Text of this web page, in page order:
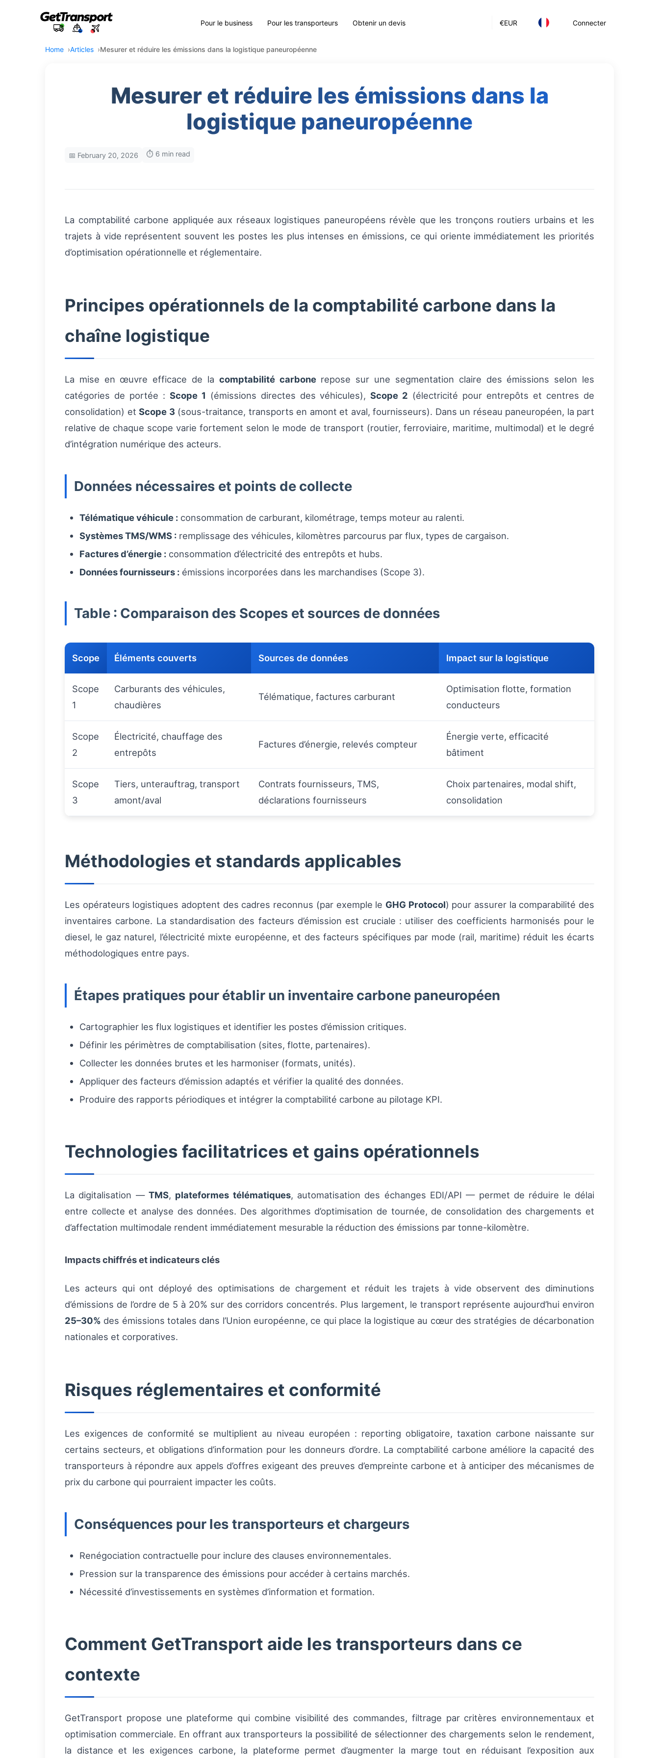
€EUR Connecter
Pour le business Pour les transporteurs Obtenir un devis
Home Articles Mesurer et réduire les émissions dans la logistique paneuropéenne
Mesurer et réduire les émissions dans la
logistique paneuropéenne
📅 February 20, 2026 ⏱️ 6 min read
La comptabilité carbone appliquée aux réseaux logistiques paneuropéens révèle que les tronçons routiers urbains et les
trajets à vide représentent souvent les postes les plus intenses en émissions, ce qui oriente immédiatement les priorités
d’optimisation opérationnelle et réglementaire.
Principes opérationnels de la comptabilité carbone dans la
chaîne logistique
La mise en œuvre efficace de la comptabilité carbonerepose sur une segmentation claire des émissions selon les
catégories de portée : Scope 1 (émissions directes des véhicules),Scope 2 (électricité pour entrepôts et centres de
consolidation) et Scope 3 (sous-traitance, transports en amont et aval, fournisseurs). Dans un réseau paneuropéen, la part
relative de chaque scope varie fortement selon le mode de transport (routier, ferroviaire, maritime, multimodal) et le degré
d’intégration numérique des acteurs.
Données nécessaires et points de collecte
Télématique véhicule : consommation de carburant, kilométrage, temps moteur au ralenti.
Systèmes TMS/WMS : remplissage des véhicules, kilomètres parcourus par flux, types de cargaison.
Factures d’énergie : consommation d’électricité des entrepôts et hubs.
Données fournisseurs : émissions incorporées dans les marchandises (Scope 3).
Table : Comparaison des Scopes et sources de données
Scope Éléments couverts Sources de données Impact sur la logistique
Scope
1
Carburants des véhicules,
chaudières
Télématique, factures carburant
Optimisation flotte, formation
conducteurs
Scope
2
Électricité, chauffage des
entrepôts
Factures d’énergie, relevés compteur
Énergie verte, efficacité
bâtiment
Scope
3
Tiers, unterauftrag, transport
amont/aval
Contrats fournisseurs, TMS,
déclarations fournisseurs
Choix partenaires, modal shift,
consolidation
Méthodologies et standards applicables
Les opérateurs logistiques adoptent des cadres reconnus (par exemple le GHG Protocol) pour assurer la comparabilité des
inventaires carbone. La standardisation des facteurs d’émission est cruciale : utiliser des coefficients harmonisés pour le
diesel, le gaz naturel, l’électricité mixte européenne, et des facteurs spécifiques par mode (rail, maritime) réduit les écarts
méthodologiques entre pays.
Étapes pratiques pour établir un inventaire carbone paneuropéen
Cartographier les flux logistiques et identifier les postes d’émission critiques.
Définir les périmètres de comptabilisation (sites, flotte, partenaires).
Collecter les données brutes et les harmoniser (formats, unités).
Appliquer des facteurs d’émission adaptés et vérifier la qualité des données.
Produire des rapports périodiques et intégrer la comptabilité carbone au pilotage KPI.
Technologies facilitatrices et gains opérationnels
La digitalisation — TMS, plateformes télématiques, automatisation des échanges EDI/API — permet de réduire le délai
entre collecte et analyse des données. Des algorithmes d’optimisation de tournée, de consolidation des chargements et
d’affectation multimodale rendent immédiatement mesurable la réduction des émissions par tonne-kilomètre.
Impacts chiffrés et indicateurs clés
Les acteurs qui ont déployé des optimisations de chargement et réduit les trajets à vide observent des diminutions
d’émissions de l’ordre de 5 à 20% sur des corridors concentrés. Plus largement, le transport représente aujourd’hui environ
25–30% des émissions totales dans l’Union européenne, ce qui place la logistique au cœur des stratégies de décarbonation
nationales et corporatives.
Risques réglementaires et conformité
Les exigences de conformité se multiplient au niveau européen : reporting obligatoire, taxation carbone naissante sur
certains secteurs, et obligations d’information pour les donneurs d’ordre. La comptabilité carbone améliore la capacité des
transporteurs à répondre aux appels d’offres exigeant des preuves d’empreinte carbone et à anticiper des mécanismes de
prix du carbone qui pourraient impacter les coûts.
Conséquences pour les transporteurs et chargeurs
Renégociation contractuelle pour inclure des clauses environnementales.
Pression sur la transparence des émissions pour accéder à certains marchés.
Nécessité d’investissements en systèmes d’information et formation.
Comment GetTransport aide les transporteurs dans ce
contexte
GetTransport propose une plateforme qui combine visibilité des commandes, filtrage par critères environnementaux et
optimisation commerciale. En offrant aux transporteurs la possibilité de sélectionner des chargements selon le rendement,
la distance et les exigences carbone, la plateforme permet d’augmenter la marge tout en réduisant l’exposition aux